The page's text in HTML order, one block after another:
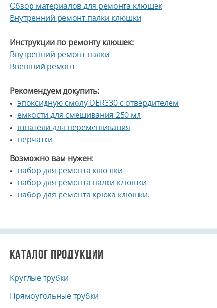
Обзор материалов для ремонта клюшек
Внутренний ремонт палки клюшки
Инструкции по ремонту клюшек:
Внутренний ремонт палки
Внешний ремонт
Рекомендуем докупить:
эпоксидную смолу DER330 с отвердителем
емкости для смешивания 250 мл
шпатели для перемешивания
перчатки
Возможно вам нужен:
набор для ремонта клюшки
набор для ремонта палки клюшки
набор для ремонта крюка клюшки.
КАТАЛОГ ПРОДУКЦИИ
Круглые трубки
Прямоугольные трубки